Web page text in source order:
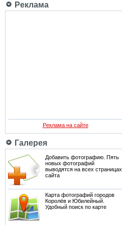
Реклама
Реклама на сайте
Галерея
Добавить фотографию. Пять
новых фотографий
выводятся на всех страницах
сайта
Карта фотографий городов
Королёв и Юбилейный.
Удобный поиск по карте